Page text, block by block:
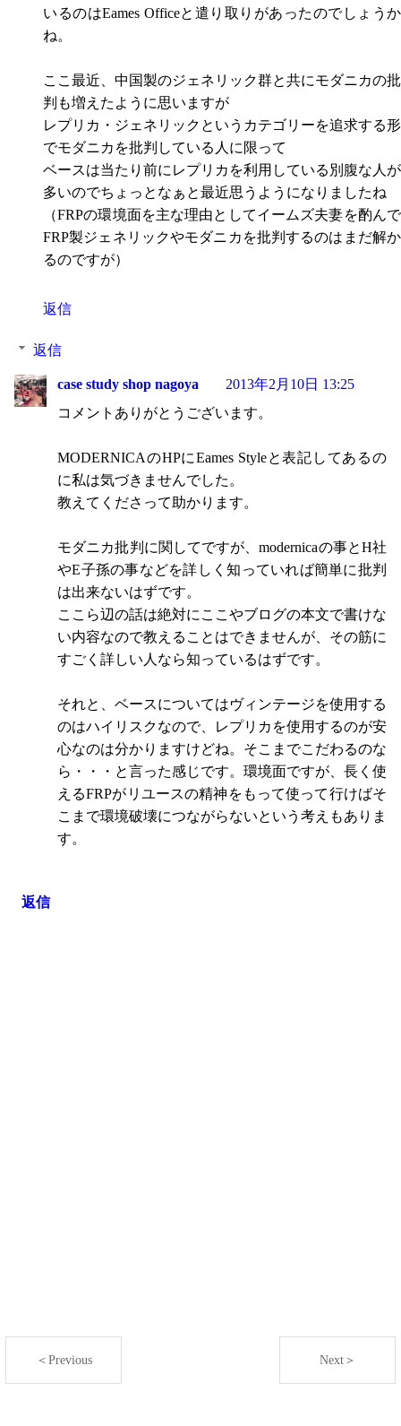
いるのはEames Officeと遣り取りがあったのでしょうか
ね。
ここ最近、中国製のジェネリック群と共にモダニカの批
判も増えたように思いますが
レプリカ・ジェネリックというカテゴリーを追求する形
でモダニカを批判している人に限って
ベースは当たり前にレプリカを利用している別腹な人が
多いのでちょっとなぁと最近思うようになりましたね
（FRPの環境面を主な理由としてイームズ夫妻を酌んで
FRP製ジェネリックやモダニカを批判するのはまだ解か
るのですが）
返信
返信
case study shop nagoya
2013年2月10日 13:25
コメントありがとうございます。
MODERNICAのHPにEames Styleと表記してあるの
に私は気づきませんでした。
教えてくださって助かります。
モダニカ批判に関してですが、modernicaの事とH社
やE子孫の事などを詳しく知っていれば簡単に批判
は出来ないはずです。
ここら辺の話は絶対にここやブログの本文で書けな
い内容なので教えることはできませんが、その筋に
すごく詳しい人なら知っているはずです。
それと、ベースについてはヴィンテージを使用する
のはハイリスクなので、レプリカを使用するのが安
心なのは分かりますけどね。そこまでこだわるのな
ら・・・と言った感じです。環境面ですが、長く使
えるFRPがリユースの精神をもって使って行けばそ
こまで環境破壊につながらないという考えもありま
す。
返信
＜Previous Next＞